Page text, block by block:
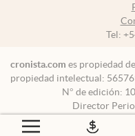
Tel:
cronista.com es propiedad
propiedad intelectual:
N° de edición:
Director